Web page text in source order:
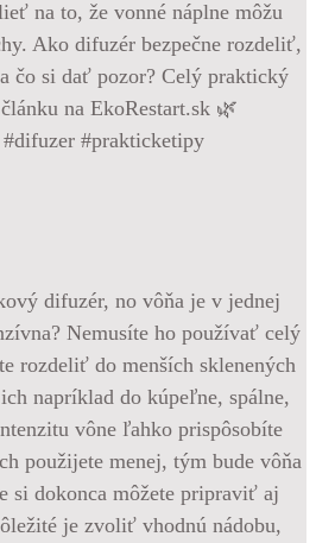
difuzér, no vôňa je v jednej
Nemusíte ho používať celý
rozdeliť do menších sklenených
napríklad do kúpeľne, spálne,
vône ľahko prispôsobíte
použijete menej, tým bude vôňa
si dokonca môžete pripraviť aj
je zvoliť vhodnú nádobu,